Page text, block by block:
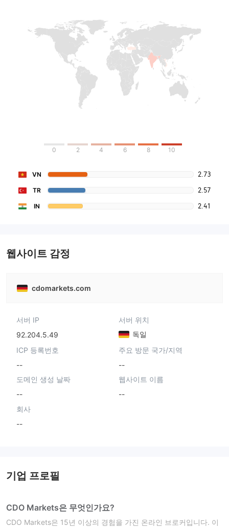
0 2 4 6 8 10
VN 2.73
TR 2.57
IN 2.41
웹사이트 감정
cdomarkets.com
서버 IP
92.204.5.49
서버 위치
독일
ICP 등록번호
--
주요 방문 국가/지역
--
도메인 생성 날짜
--
웹사이트 이름
--
회사
--
기업 프로필
CDO Markets은 무엇인가요?
CDO Markets은 15년 이상의 경험을 가진 온라인 브로커입니다. 이